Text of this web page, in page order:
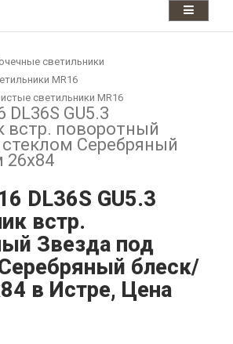
светильники
MR16
светильники MR16
DL36S GU5.3
встр. поворотный
Серебряный
26x84
DL36S GU5.3
встр.
Звезда под
блеск/
в Истре, Цена